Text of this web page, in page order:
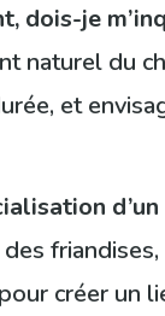
dois-je
naturel du
et
créer un